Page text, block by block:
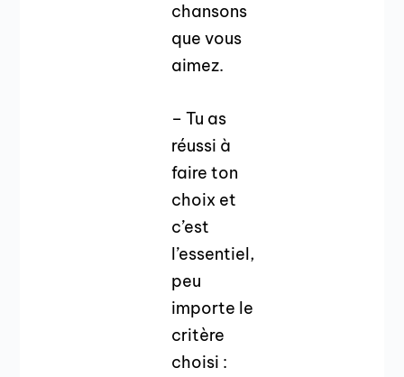
chansons
que vous
aimez.
– Tu as
réussi à
faire ton
choix et
c’est
l’essentiel,
peu
importe le
critère
choisi :